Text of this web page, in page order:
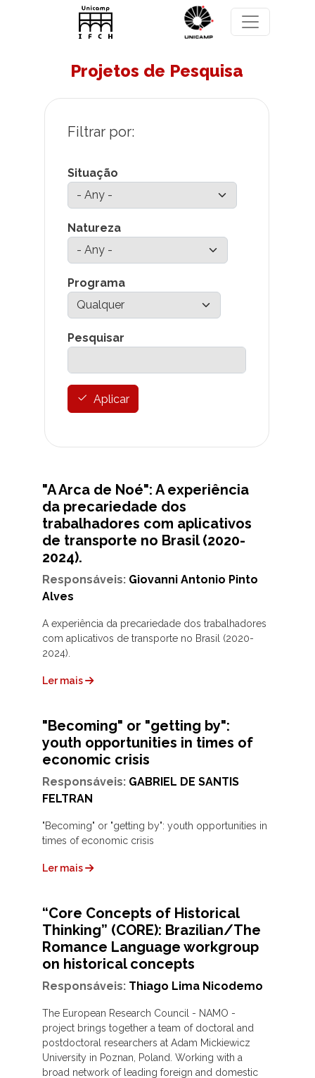
Pasar al contenido principal
Projetos de Pesquisa
Situação
Natureza
Programa
Pesquisar
Aplicar
"A Arca de Noé": A experiência
da precariedade dos
trabalhadores com aplicativos
de transporte no Brasil (2020-
2024).
Responsáveis: Giovanni Antonio Pinto
Alves
A experiência da precariedade dos trabalhadores
com aplicativos de transporte no Brasil (2020-
2024).
Ler mais
"Becoming" or "getting by":
youth opportunities in times of
economic crisis
Responsáveis: GABRIEL DE SANTIS
FELTRAN
"Becoming" or "getting by": youth opportunities in
times of economic crisis
Ler mais
“Core Concepts of Historical
Thinking” (CORE): Brazilian/The
Romance Language workgroup
on historical concepts
Responsáveis: Thiago Lima Nicodemo
The European Research Council - NAMO -
project brings together a team of doctoral and
postdoctoral researchers at Adam Mickiewicz
University in Poznan, Poland. Working with a
broad network of leading foreign and domestic